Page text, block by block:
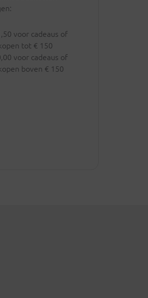
voor cadeaus of
tot € 150
voor cadeaus of
boven € 150